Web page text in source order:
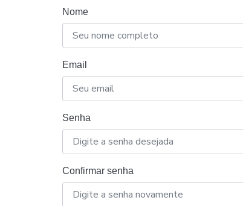
Nome
Email
Senha
Confirmar senha